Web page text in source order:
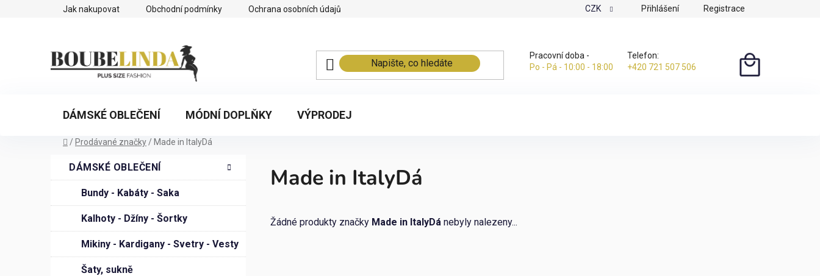
Jak nakupovat Obchodní podmínky Ochrana osobních údajů CZK Přihlášení Registrace
Pracovní doba -
Po - Pá - 10:00 - 18:00
Telefon:
+420 721 507 506
NÁKUPNÍ
DÁMSKÉ OBLEČENÍ MÓDNÍ DOPLŇKY VÝPRODEJ
Domů
/ Prodávané značky / Made in ItalyDá
o
t
n
Přeskočit
kategorie
e
o
i
DÁMSKÉ OBLEČENÍ
Bundy - Kabáty - Saka
Kalhoty - Džíny - Šortky
Mikiny - Kardigany - Svetry - Vesty
Šaty, sukně
Made in ItalyDá
Žádné produkty značky Made in ItalyDá nebyly nalezeny...